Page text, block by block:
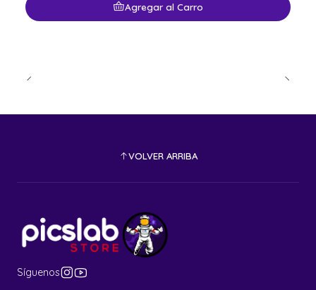
Agregar al Carro
VOLVER ARRIBA
Síguenos